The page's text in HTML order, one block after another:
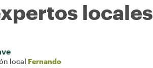
locales
local Fernando